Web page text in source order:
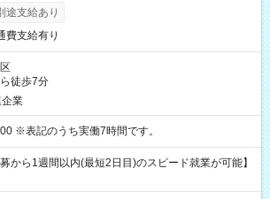
途支給あり
費支給有り
徒歩7分
業
11:00～19:00 ※表記のうち実働7時間です。
から1週間以内(最短2日目)のスピード就業が可能】